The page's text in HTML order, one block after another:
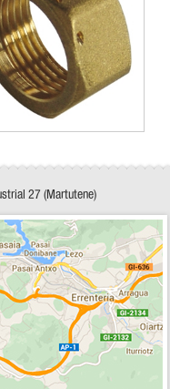
27 (Martutene)